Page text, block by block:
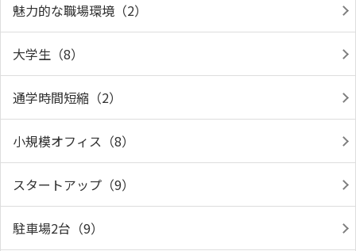
魅力的な職場環境（2）
大学生（8）
通学時間短縮（2）
小規模オフィス（8）
スタートアップ（9）
駐車場2台（9）